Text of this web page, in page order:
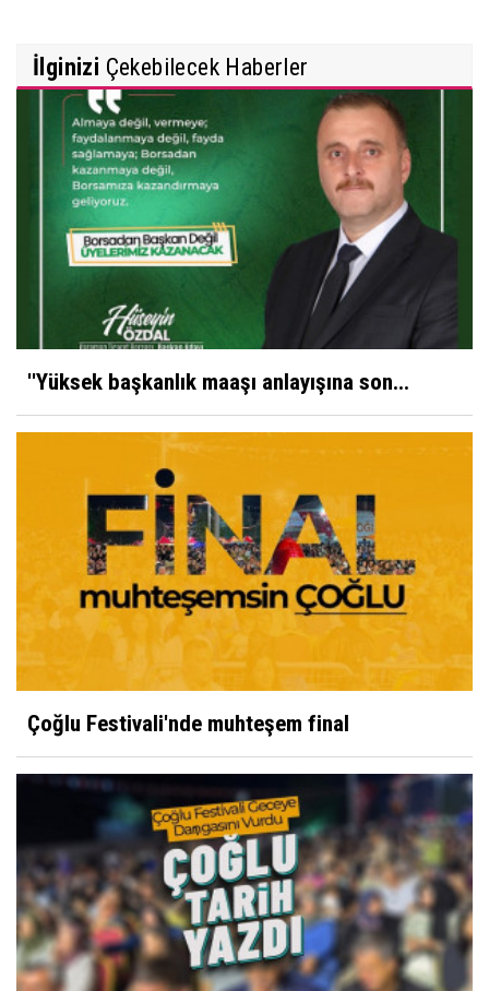
İlginizi Çekebilecek Haberler
''Yüksek başkanlık maaşı anlayışına son...
Çoğlu Festivali'nde muhteşem final